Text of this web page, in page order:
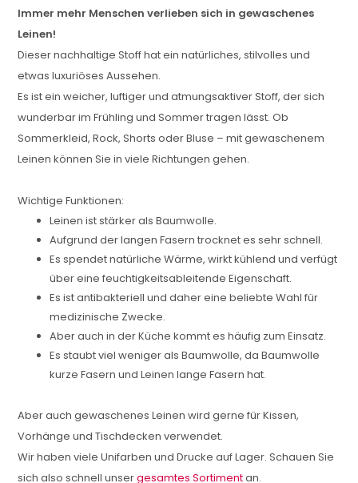
Immer mehr Menschen verlieben sich in gewaschenes
Leinen!
Dieser nachhaltige Stoff hat ein natürliches, stilvolles und
etwas luxuriöses Aussehen.
Es ist ein weicher, luftiger und atmungsaktiver Stoff, der sich
wunderbar im Frühling und Sommer tragen lässt. Ob
Sommerkleid, Rock, Shorts oder Bluse – mit gewaschenem
Leinen können Sie in viele Richtungen gehen.
Wichtige Funktionen:
Leinen ist stärker als Baumwolle.
Aufgrund der langen Fasern trocknet es sehr schnell.
Es spendet natürliche Wärme, wirkt kühlend und verfügt
über eine feuchtigkeitsableitende Eigenschaft.
Es ist antibakteriell und daher eine beliebte Wahl für
medizinische Zwecke.
Aber auch in der Küche kommt es häufig zum Einsatz.
Es staubt viel weniger als Baumwolle, da Baumwolle
kurze Fasern und Leinen lange Fasern hat.
Aber auch gewaschenes Leinen wird gerne für Kissen,
Vorhänge und Tischdecken verwendet.
Wir haben viele Unifarben und Drucke auf Lager. Schauen Sie
sich also schnell unsergesamtes Sortimentan.